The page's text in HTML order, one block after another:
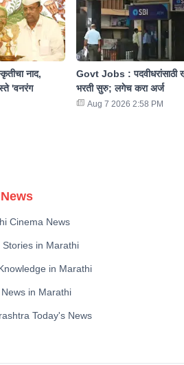
नाद,
'वनरंग
Govt Jobs :
भरती सुरु; लगेच करा अर्ज
Aug 7 2026 2:58 PM
Cinema News
Stories in Marathi
in Marathi
in Marathi
Today's News